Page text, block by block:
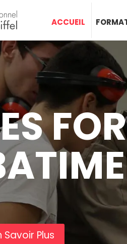
ACCUEIL
Savoir Plus